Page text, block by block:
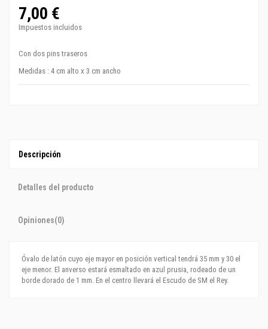
7,00 €
Impuestos incluidos
Con dos pins traseros
Medidas : 4 cm alto x 3 cm ancho
Descripción
Detalles del producto
Opiniones(0)
Óvalo de latón cuyo eje mayor en posición vertical tendrá 35 mm y 30 el
eje menor. El anverso estará esmaltado en azul prusia, rodeado de un
borde dorado de 1 mm. En el centro llevará el Escudo de SM el Rey.